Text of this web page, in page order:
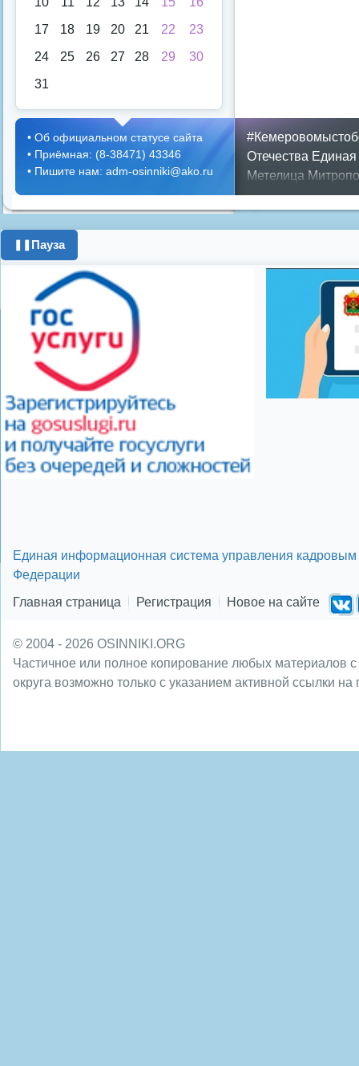
17
18 19 20 21 22
23
24
25 26 27 28 29
30
31
Отечества
Метелица
Днем ЖКХ
Противопожарная
день города
цифровое
Показать все теги
• Об официальном статусе сайта
• Приёмная: (8-38471) 43346
• Пишите нам: adm-osinniki@ako.ru
Пауза
Единая информационная система управления кадровым
Федерации
Главная страница
Регистрация Новое на сайте
© 2004 - 2026 OSINNIKI.ORG
Частичное или полное копирование любых материалов
округа возможно только с указанием активной ссылки на